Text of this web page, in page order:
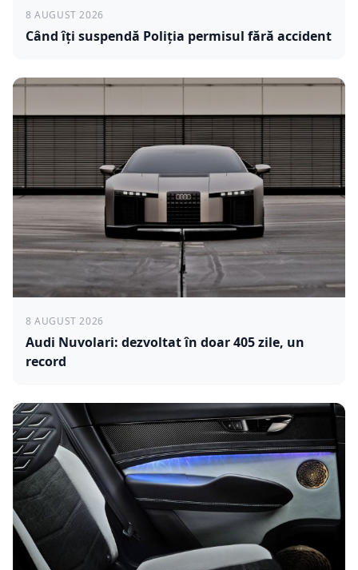
8 AUGUST 2026
Când îți suspendă Poliția permisul fără accident
8 AUGUST 2026
Audi Nuvolari: dezvoltat în doar 405 zile, un
record